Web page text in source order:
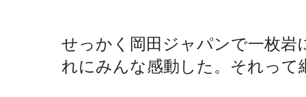
せっかく岡田ジャパンで一枚
れにみんな感動した。それって